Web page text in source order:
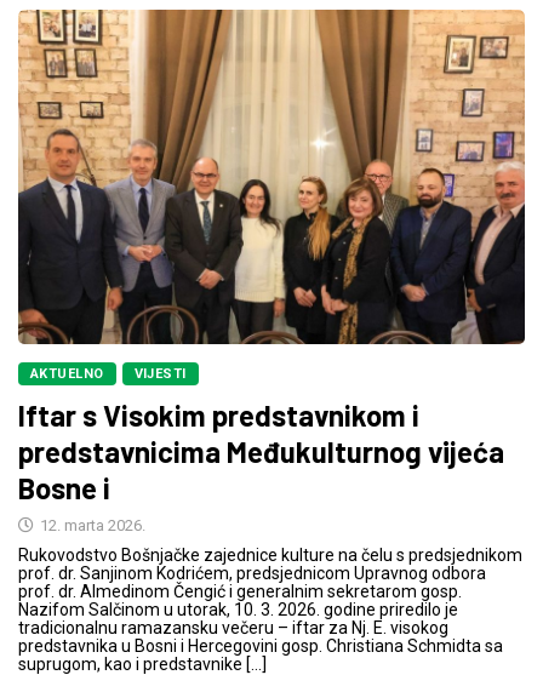
AKTUELNO VIJESTI
Iftar s Visokim predstavnikom i
predstavnicima Međukulturnog vijeća
Bosne i
12. marta 2026.
Rukovodstvo Bošnjačke zajednice kulture na čelu s predsjednikom
prof. dr. Sanjinom Kodrićem, predsjednicom Upravnog odbora
prof. dr. Almedinom Čengić i generalnim sekretarom gosp.
Nazifom Salčinom u utorak, 10. 3. 2026. godine priredilo je
tradicionalnu ramazansku večeru – iftar za Nj. E. visokog
predstavnika u Bosni i Hercegovini gosp. Christiana Schmidta sa
suprugom, kao i predstavnike […]